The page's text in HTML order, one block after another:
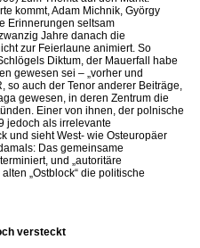
kommt, Adam Michnik, György
Erinnerungen seltsam
Jahre danach die
zur Feierlaune animiert. So
Diktum, der Mauerfall habe
gewesen sei – „vorher und
so auch der Tenor anderer Beiträge,
gewesen, in deren Zentrum die
Einer von ihnen, der polnische
jedoch als irrelevante
und sieht West- wie Osteuropäer
Das gemeinsame
und „autoritäre
„Ostblock“ die politische
versteckt